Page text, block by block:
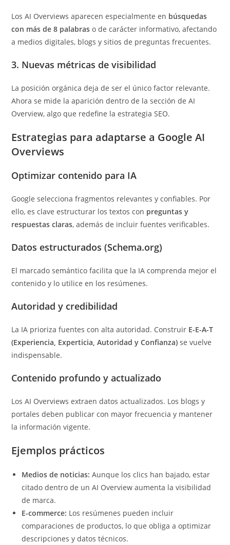
Los AI Overviews aparecen especialmente en búsquedas
con más de 8 palabras o de carácter informativo, afectando
a medios digitales, blogs y sitios de preguntas frecuentes.
3. Nuevas métricas de visibilidad
La posición orgánica deja de ser el único factor relevante.
Ahora se mide la aparición dentro de la sección de AI
Overview, algo que redefine la estrategia SEO.
Estrategias para adaptarse a Google AI
Overviews
Optimizar contenido para IA
Google selecciona fragmentos relevantes y confiables. Por
ello, es clave estructurar los textos con preguntas y
respuestas claras, además de incluir fuentes verificables.
Datos estructurados (Schema.org)
El marcado semántico facilita que la IA comprenda mejor el
contenido y lo utilice en los resúmenes.
Autoridad y credibilidad
La IA prioriza fuentes con alta autoridad. Construir E-E-A-T
(Experiencia, Experticia, Autoridad y Confianza) se vuelve
indispensable.
Contenido profundo y actualizado
Los AI Overviews extraen datos actualizados. Los blogs y
portales deben publicar con mayor frecuencia y mantener
la información vigente.
Ejemplos prácticos
Medios de noticias: Aunque los clics han bajado, estar
citado dentro de un AI Overview aumenta la visibilidad
de marca.
E-commerce: Los resúmenes pueden incluir
comparaciones de productos, lo que obliga a optimizar
descripciones y datos técnicos.